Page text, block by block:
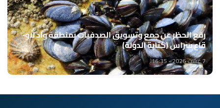
رفع الحظر عن جمع وتسويق الصدفيات بمنطقة واد لاو-
قاع سراس (كتابة الدولة)
7 غشت 2026 - 16:35